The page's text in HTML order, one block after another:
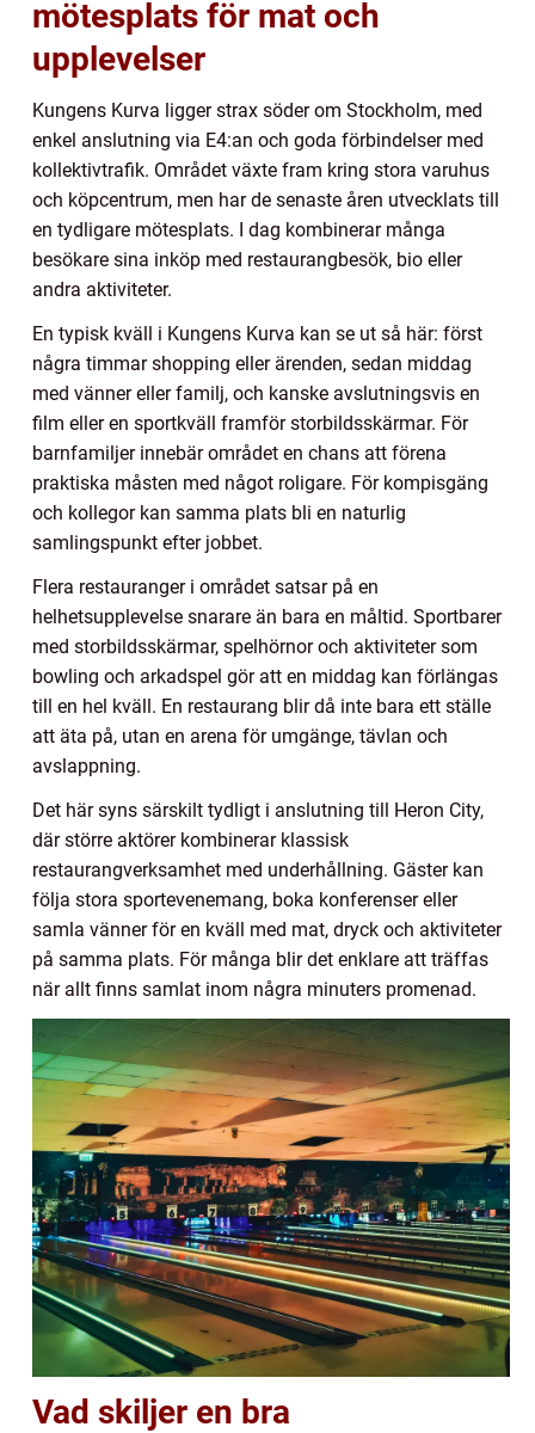
mötesplats för mat och
upplevelser
Kungens Kurva ligger strax söder om Stockholm, med
enkel anslutning via E4:an och goda förbindelser med
kollektivtrafik. Området växte fram kring stora varuhus
och köpcentrum, men har de senaste åren utvecklats till
en tydligare mötesplats. I dag kombinerar många
besökare sina inköp med restaurangbesök, bio eller
andra aktiviteter.
En typisk kväll i Kungens Kurva kan se ut så här: först
några timmar shopping eller ärenden, sedan middag
med vänner eller familj, och kanske avslutningsvis en
film eller en sportkväll framför storbildsskärmar. För
barnfamiljer innebär området en chans att förena
praktiska måsten med något roligare. För kompisgäng
och kollegor kan samma plats bli en naturlig
samlingspunkt efter jobbet.
Flera restauranger i området satsar på en
helhetsupplevelse snarare än bara en måltid. Sportbarer
med storbildsskärmar, spelhörnor och aktiviteter som
bowling och arkadspel gör att en middag kan förlängas
till en hel kväll. En restaurang blir då inte bara ett ställe
att äta på, utan en arena för umgänge, tävlan och
avslappning.
Det här syns särskilt tydligt i anslutning till Heron City,
där större aktörer kombinerar klassisk
restaurangverksamhet med underhållning. Gäster kan
följa stora sportevenemang, boka konferenser eller
samla vänner för en kväll med mat, dryck och aktiviteter
på samma plats. För många blir det enklare att träffas
när allt finns samlat inom några minuters promenad.
Vad skiljer en bra